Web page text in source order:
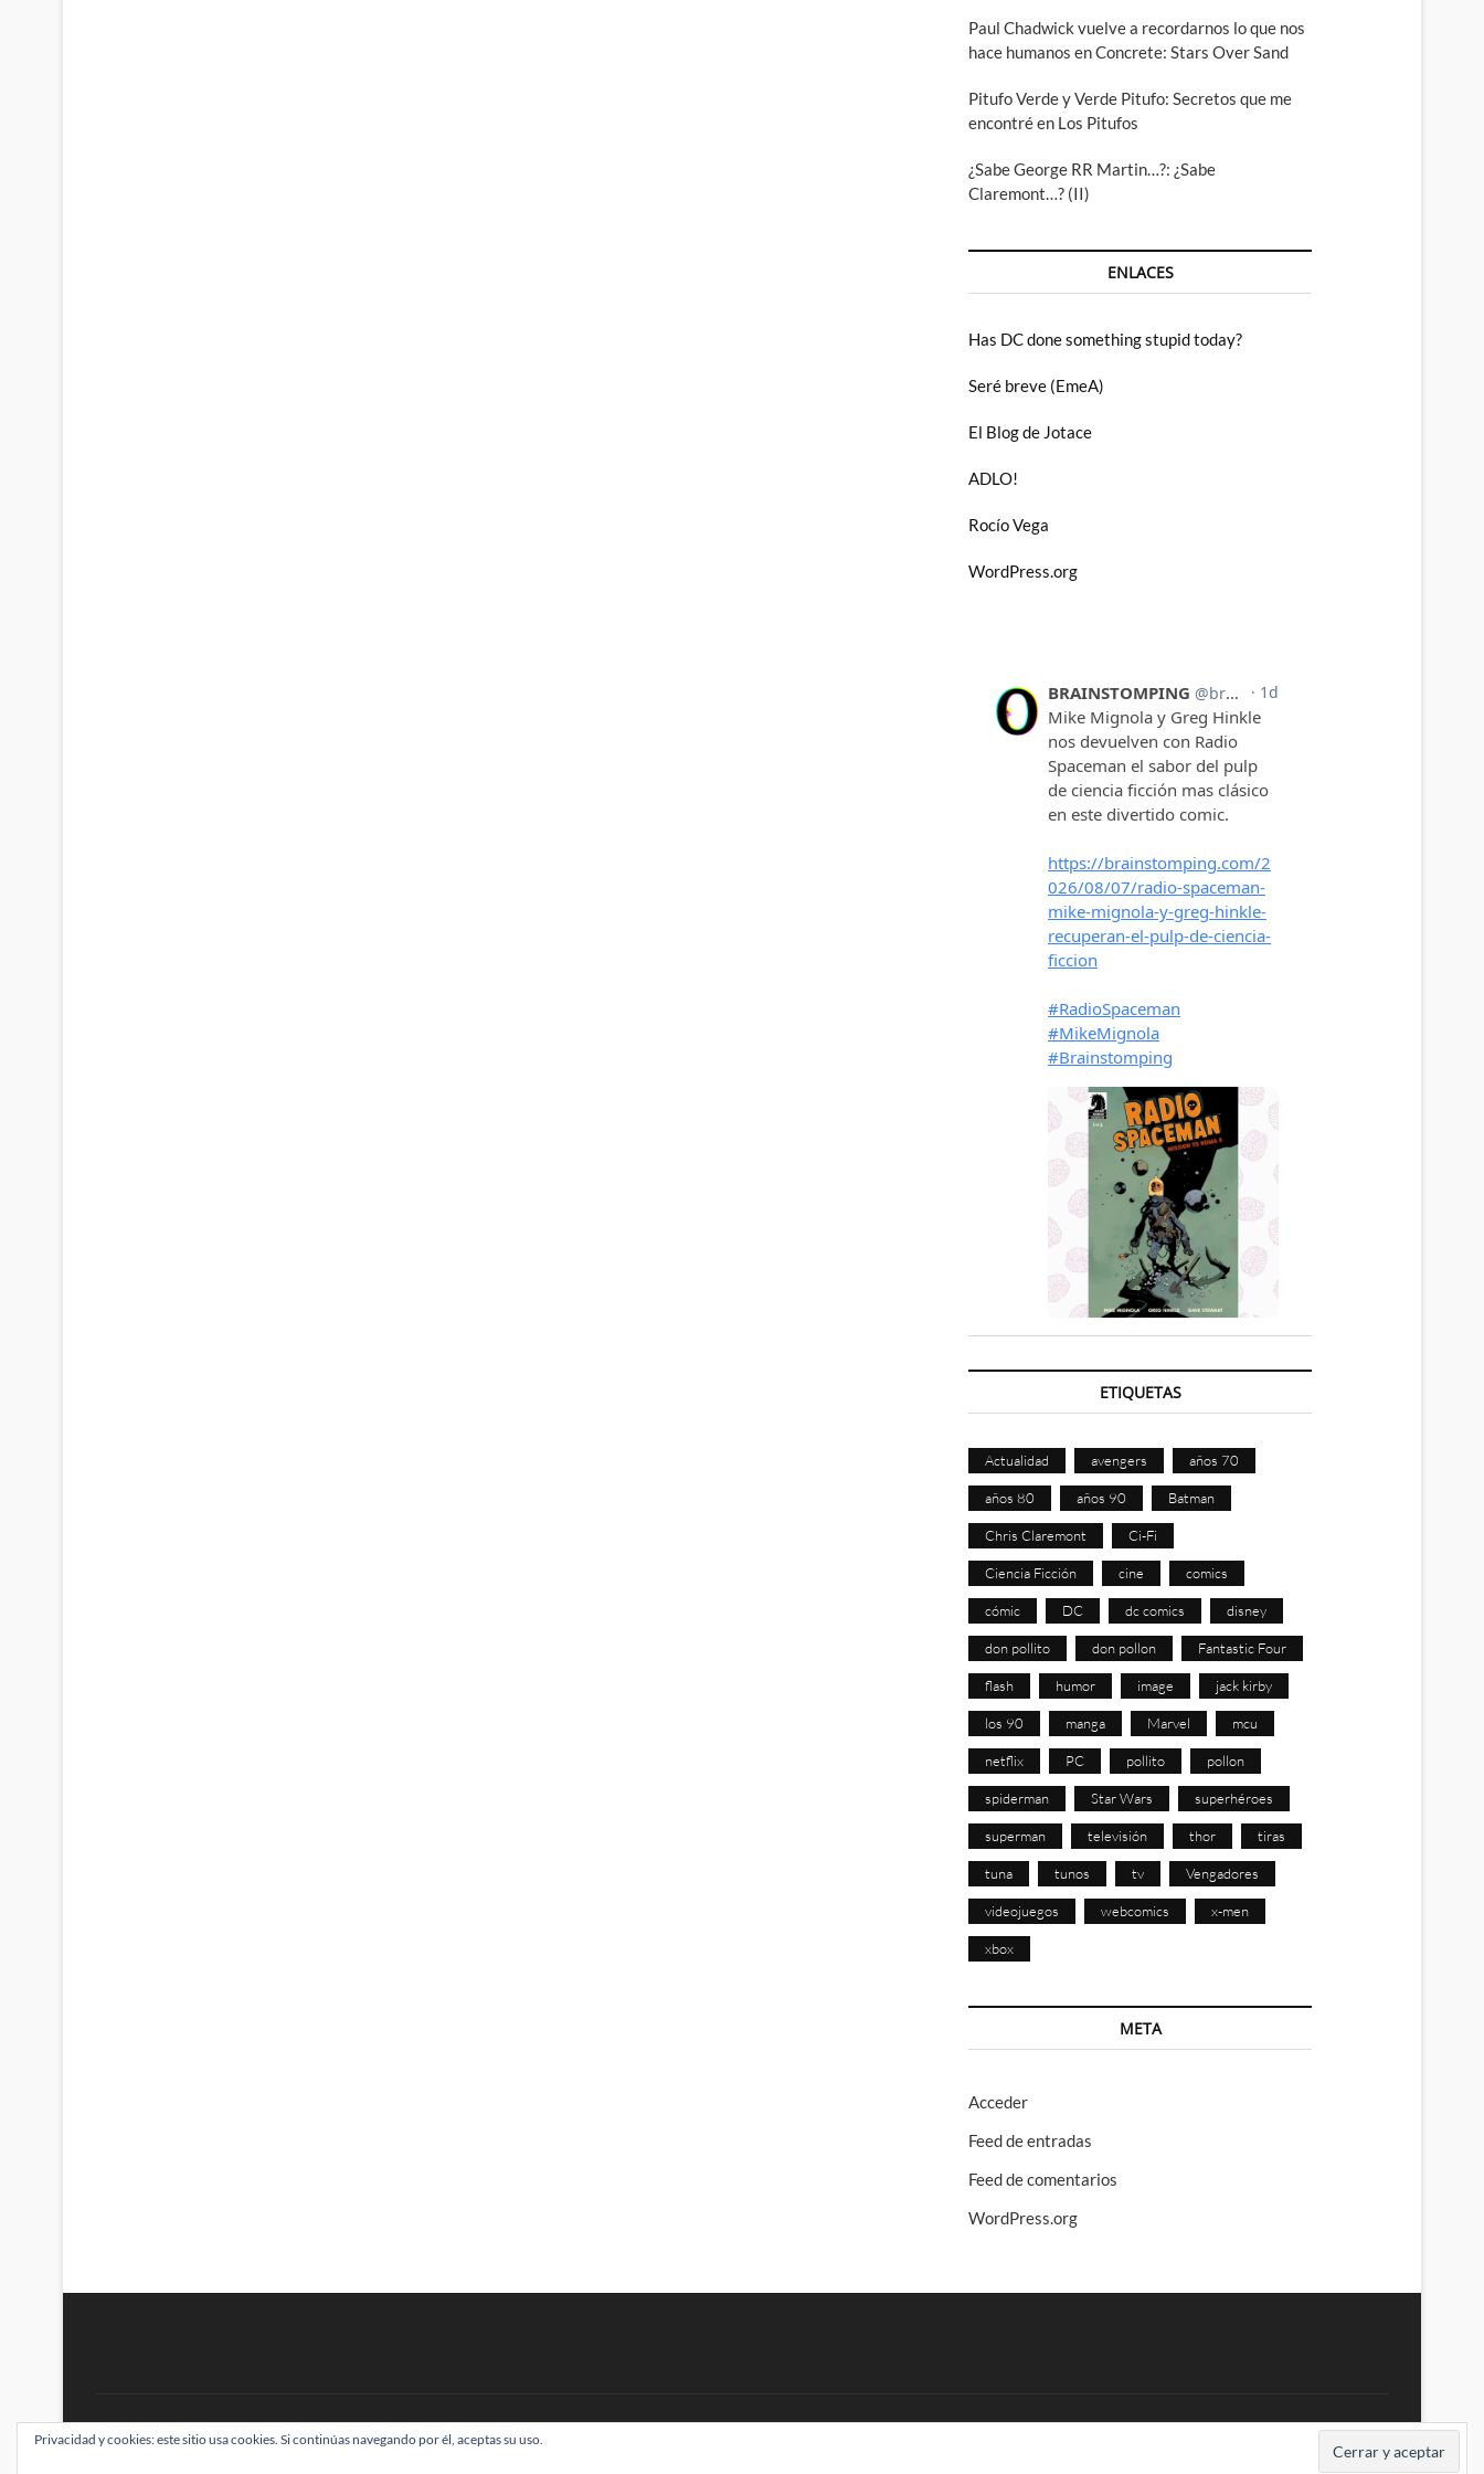
Paul Chadwick vuelve a recordarnos lo que nos
hace humanos en Concrete: Stars Over Sand
Pitufo Verde y Verde Pitufo: Secretos que me
encontré en Los Pitufos
¿Sabe George RR Martin…?: ¿Sabe
Claremont…? (II)
ENLACES
Has DC done something stupid today?
Seré breve (EmeA)
El Blog de Jotace
ADLO!
Rocío Vega
WordPress.org
ETIQUETAS
Actualidad avengers años 70
años 80 años 90 Batman
Chris Claremont Ci-Fi
Ciencia Ficción cine comics
cómic DC dc comics disney
don pollito don pollon Fantastic Four
flash humor image jack kirby
los 90 manga Marvel mcu
netflix PC pollito pollon
spiderman Star Wars superhéroes
superman televisión thor tiras
tuna tunos tv Vengadores
videojuegos webcomics x-men
xbox
META
Acceder
Feed de entradas
Feed de comentarios
WordPress.org
BRAINSTOMPING| Diseñado por:Theme Freesia|WordPress| © Todos los derechos reservados
Privacidad y cookies: este sitio usa cookies. Si continúas navegando por él, aceptas su uso.